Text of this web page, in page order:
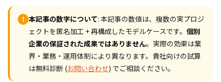
! 本記事の数字について: 本記事の数値は、複数の実プロジ
ェクトを匿名加工 + 再構成したモデルケースです。 個別
企業の保証された成果ではありません。実際の効果は業
界・業務・運用体制により異なります。貴社向けの試算
は無料診断 (お問い合わせ) でご相談ください。